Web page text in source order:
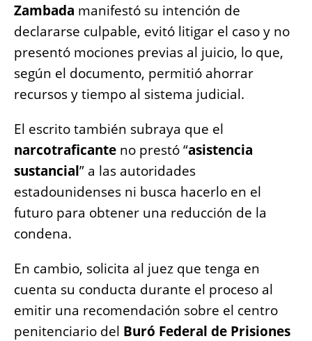
Zambada manifestó su intención de
declararse culpable, evitó litigar el caso y no
presentó mociones previas al juicio, lo que,
según el documento, permitió ahorrar
recursos y tiempo al sistema judicial.
El escrito también subraya que el
narcotraficante no prestó “asistencia
sustancial” a las autoridades
estadounidenses ni busca hacerlo en el
futuro para obtener una reducción de la
condena.
En cambio, solicita al juez que tenga en
cuenta su conducta durante el proceso al
emitir una recomendación sobre el centro
penitenciario del Buró Federal de Prisiones